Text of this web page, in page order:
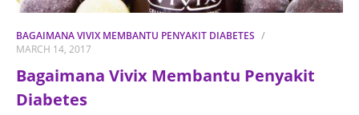
BAGAIMANA VIVIX MEMBANTU PENYAKIT DIABETES
MARCH 14, 2017
Bagaimana Vivix Membantu Penyakit
Diabetes